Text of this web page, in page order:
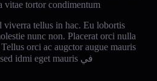
vitae tortor condimentum.
viverra tellus in hac. Eu lobortis
nunc non. Placerat orci nulla
في mollis nunc sed idmi eget mauris.